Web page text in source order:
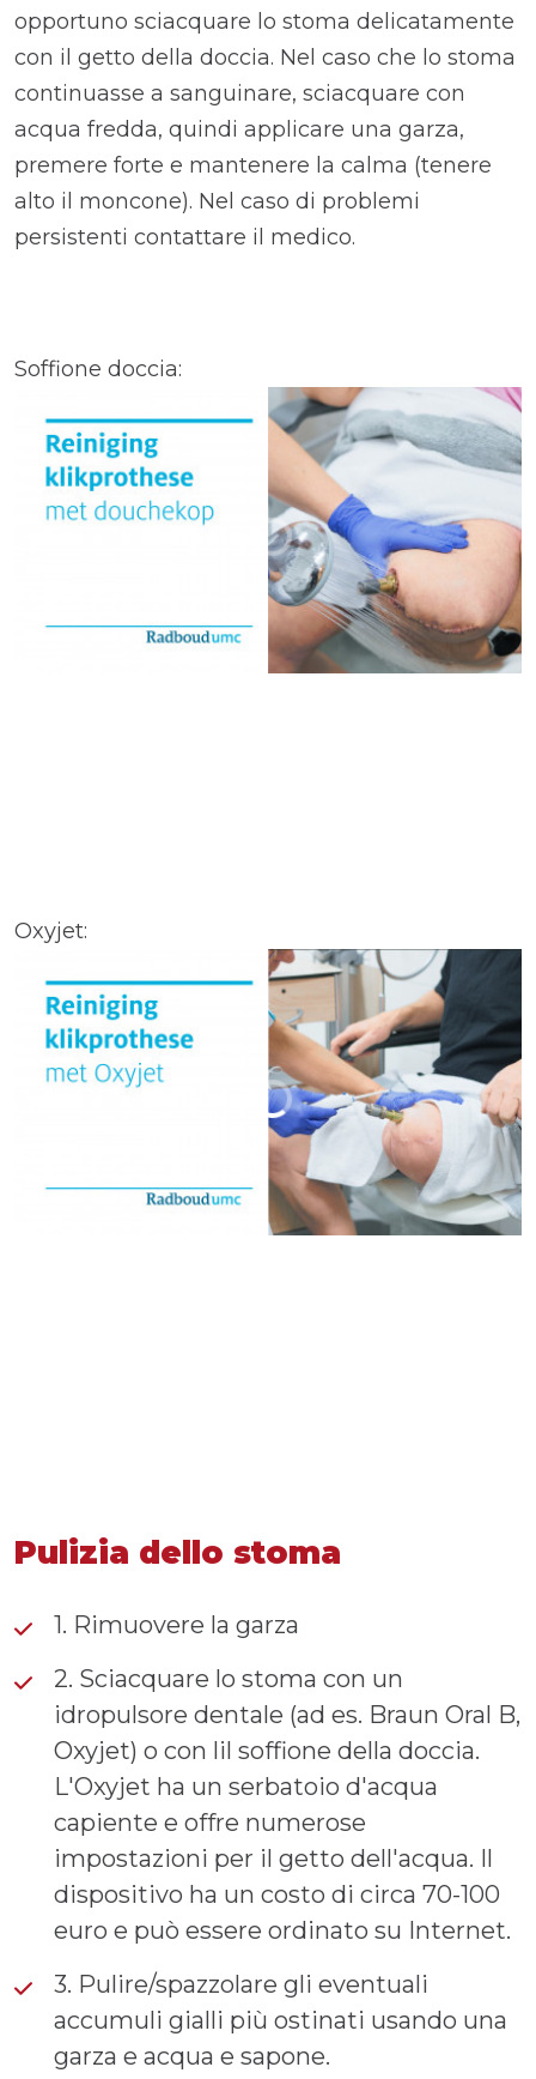
opportuno sciacquare lo stoma delicatamente
con il getto della doccia. Nel caso che lo stoma
continuasse a sanguinare, sciacquare con
acqua fredda, quindi applicare una garza,
premere forte e mantenere la calma (tenere
alto il moncone). Nel caso di problemi
persistenti contattare il medico.
Soffione doccia:
Oxyjet:
Pulizia dello stoma
1. Rimuovere la garza
2. Sciacquare lo stoma con un
idropulsore dentale (ad es. Braun Oral B,
Oxyjet) o con lil soffione della doccia.
L'Oxyjet ha un serbatoio d'acqua
capiente e offre numerose
impostazioni per il getto dell'acqua. Il
dispositivo ha un costo di circa 70-100
euro e può essere ordinato su Internet.
3. Pulire/spazzolare gli eventuali
accumuli gialli più ostinati usando una
garza e acqua e sapone.